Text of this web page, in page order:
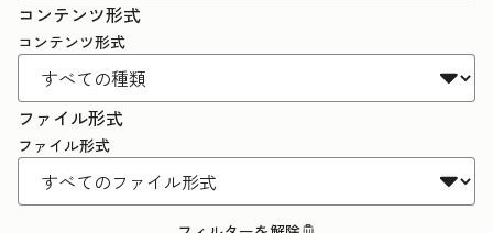
コンテンツ形式
コンテンツ形式
ファイル形式
ファイル形式